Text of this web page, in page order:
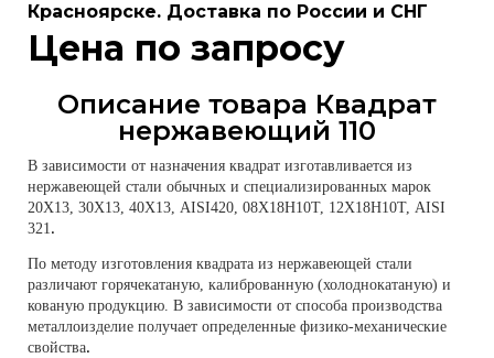
Красноярске. Доставка по России и СНГ
Цена по запросу
Описание товара Квадрат
нержавеющий 110
В зависимости от назначения квадрат изготавливается из
нержавеющей стали обычных и специализированных марок
20Х13, 30Х13, 40Х13, AISI420, 08Х18Н10Т, 12Х18Н10Т, AISI
321.
По методу изготовления квадрата из нержавеющей стали
различают горячекатаную, калиброванную (холоднокатаную) и
кованую продукцию. В зависимости от способа производства
металлоизделие получает определенные физико-механические
свойства.